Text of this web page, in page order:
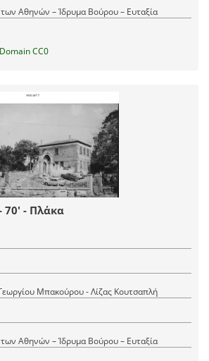
Αθηνών – Ίδρυμα Βούρου – Ευταξία
CC0
70' - Πλάκα
Μπακούρου - Λίζας Κουτσαπλή
Αθηνών – Ίδρυμα Βούρου – Ευταξία